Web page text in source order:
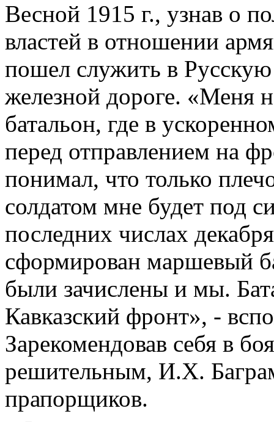
Весной 1915 г., узнав о
властей в отношении
пошел служить в
железной дороге. «Меня
батальон, где в
перед отправлением на
понимал, что только
солдатом мне будет под
последних числах
сформирован маршевый
были зачислены и мы.
Кавказский фронт», -
Зарекомендовав себя в
решительным, И.Х.
прапорщиков.